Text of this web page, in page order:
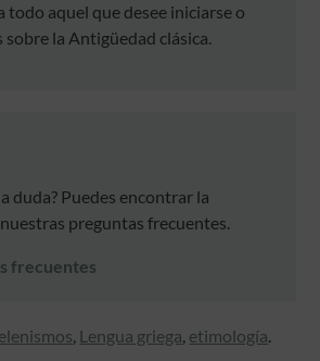
todo aquel que desee iniciarse o
sobre la Antigüedad clásica.
duda? Puedes encontrar la
preguntas frecuentes.
frecuentes
, Lengua griega, etimología.